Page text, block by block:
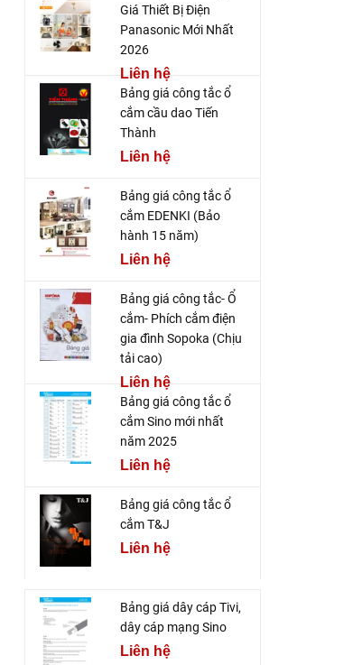
Giá Thiết Bị Điện
Panasonic Mới Nhất
2026
Liên hệ
Bảng giá công tắc ổ
cắm cầu dao Tiến
Thành
Liên hệ
Bảng giá công tắc ổ
cắm EDENKI (Bảo
hành 15 năm)
Liên hệ
Bảng giá công tắc- Ổ
cắm- Phích cắm điện
gia đình Sopoka (Chịu
tải cao)
Liên hệ
Bảng giá công tắc ổ
cắm Sino mới nhất
năm 2025
Liên hệ
Bảng giá công tắc ổ
cắm T&J
Liên hệ
Bảng giá dây cáp Tivi,
dây cáp mạng Sino
Liên hệ